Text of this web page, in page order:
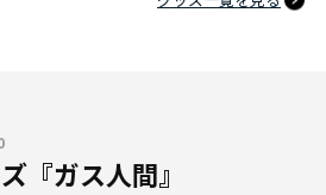
『ガス人間』